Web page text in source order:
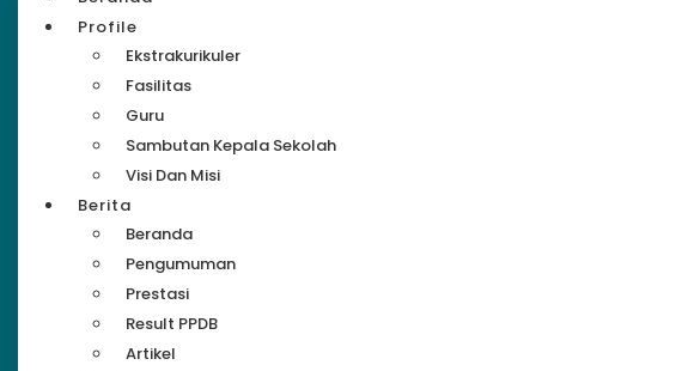
Profile
Ekstrakurikuler
Fasilitas
Guru
Sambutan Kepala Sekolah
Visi Dan Misi
Berita
Beranda
Pengumuman
Prestasi
Result PPDB
Artikel